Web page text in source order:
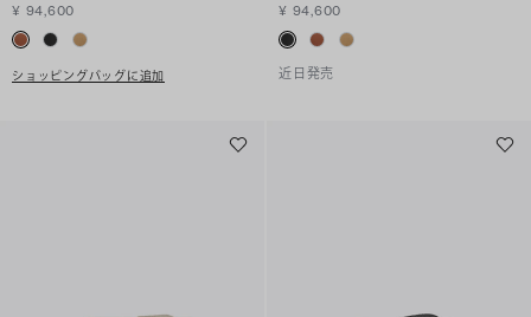
¥ 94,600
ショッピングバッグに追加
¥ 94,600
近日発売